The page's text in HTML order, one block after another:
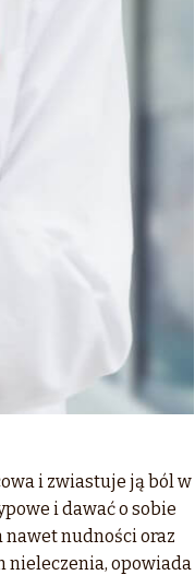
i zwiastuje ją ból w
i dawać o sobie
nawet nudności oraz
nieleczenia, opowiada